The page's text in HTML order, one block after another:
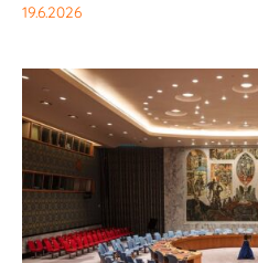
19.6.2026